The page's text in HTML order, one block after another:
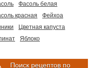
Фасоль белая
красная
Фейхоа
Цветная капуста
Яблоко
Поиск рецептов по